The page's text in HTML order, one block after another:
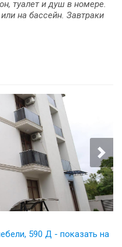
туалет и душ в номере.
на бассейн. Завтраки
590 Д - показать на